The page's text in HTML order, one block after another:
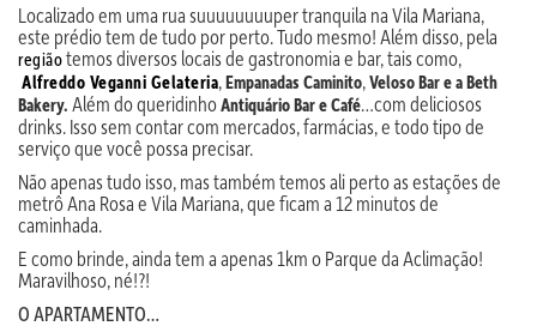
Localizado em uma rua suuuuuuuuper tranquila na Vila Mariana,
este prédio tem de tudo por perto. Tudo mesmo! Além disso, pela
regiãotemos diversos locais de gastronomia e bar, tais como,
Alfreddo Veganni Gelateria,Empanadas Caminito,Veloso Bar e a Beth
Bakery. Além do queridinhoAntiquário Bar e Café…com deliciosos
drinks. Isso sem contar com mercados, farmácias, e todo tipo de
serviço que você possa precisar.
Não apenas tudo isso, mas também temos ali perto as estações de
metrô Ana Rosa e Vila Mariana, que ficam a 12 minutos de
caminhada.
E como brinde, ainda tem a apenas 1km o Parque da Aclimação!
Maravilhoso, né!?!
O APARTAMENTO…